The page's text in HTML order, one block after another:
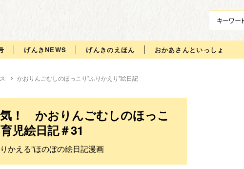
げんきNEWS げんきのえほん おかあさんといっしょ
かおりんごむしのほっこり"ふりかえり"絵日記
！ かおりんごむしのほっこ
児絵日記＃31
かえる”ほのぼの絵日記漫画